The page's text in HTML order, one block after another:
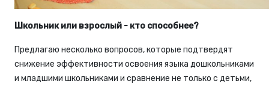
Школьник или взрослый - кто способнее?
Предлагаю несколько вопросов, которые подтвердят
снижение эффективности освоения языка дошкольниками
и младшими школьниками и сравнение не только с детьми,